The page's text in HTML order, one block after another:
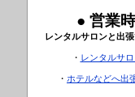
● 営業
レンタルサロンと出張
・ レンタルサ
・ ホテルなどへ出